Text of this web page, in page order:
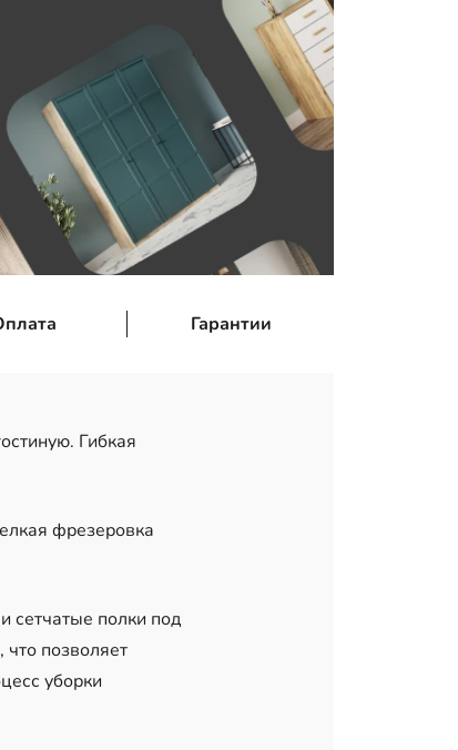
Гарантии
Гибкая
фрезеровка
сетчатые полки под
позволяет
уборки